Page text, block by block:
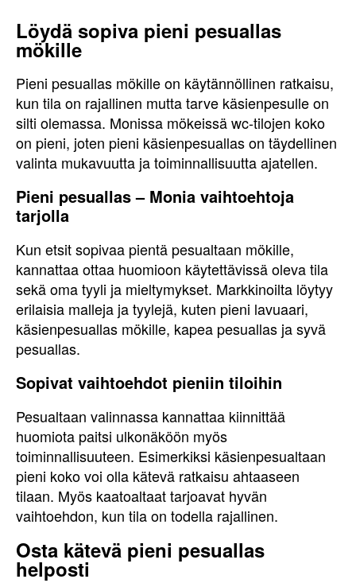
Löydä sopiva pieni pesuallas
mökille
Pieni pesuallas mökille on käytännöllinen ratkaisu,
kun tila on rajallinen mutta tarve käsienpesulle on
silti olemassa. Monissa mökeissä wc-tilojen koko
on pieni, joten pieni käsienpesuallas on täydellinen
valinta mukavuutta ja toiminnallisuutta ajatellen.
Pieni pesuallas – Monia vaihtoehtoja
tarjolla
Kun etsit sopivaa pientä pesualtaan mökille,
kannattaa ottaa huomioon käytettävissä oleva tila
sekä oma tyyli ja mieltymykset. Markkinoilta löytyy
erilaisia malleja ja tyylejä, kuten pieni lavuaari,
käsienpesuallas mökille, kapea pesuallas ja syvä
pesuallas.
Sopivat vaihtoehdot pieniin tiloihin
Pesualtaan valinnassa kannattaa kiinnittää
huomiota paitsi ulkonäköön myös
toiminnallisuuteen. Esimerkiksi käsienpesualtaan
pieni koko voi olla kätevä ratkaisu ahtaaseen
tilaan. Myös kaatoaltaat tarjoavat hyvän
vaihtoehdon, kun tila on todella rajallinen.
Osta kätevä pieni pesuallas
helposti